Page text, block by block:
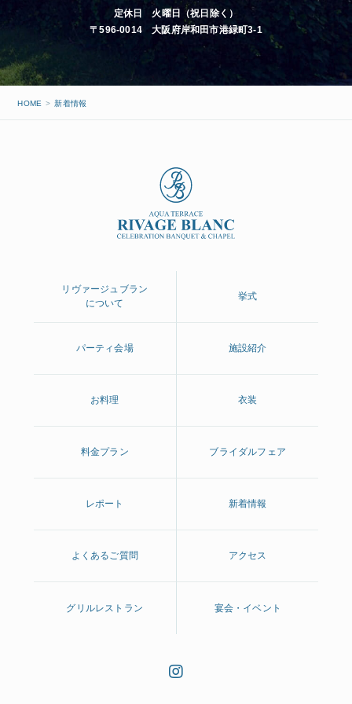
定休日 火曜日（祝日除く）
〒596-0014 大阪府岸和田市港緑町3-1
HOME 新着情報
リヴァージュブラン
について
挙式
パーティ会場 施設紹介
お料理 衣装
料金プラン ブライダルフェア
レポート 新着情報
よくあるご質問 アクセス
グリルレストラン 宴会・イベント